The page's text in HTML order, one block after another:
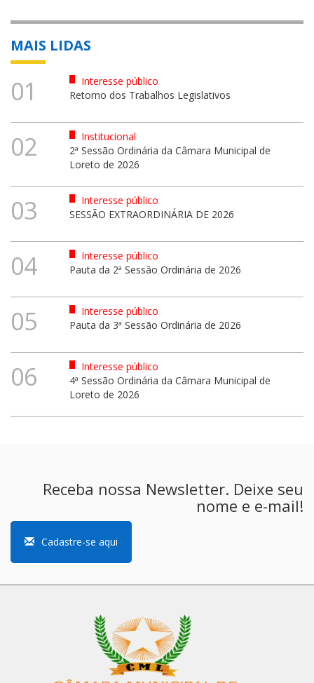
MAIS LIDAS
01
Interesse público
Retorno dos Trabalhos Legislativos
02
Institucional
2ª Sessão Ordinária da Câmara Municipal de
Loreto de 2026
03
Interesse público
SESSÃO EXTRAORDINÁRIA DE 2026
04
Interesse público
Pauta da 2ª Sessão Ordinária de 2026
05
Interesse público
Pauta da 3ª Sessão Ordinária de 2026
06
Interesse público
4ª Sessão Ordinária da Câmara Municipal de
Loreto de 2026
Receba nossa Newsletter. Deixe seu
nome e e-mail!
Cadastre-se aqui